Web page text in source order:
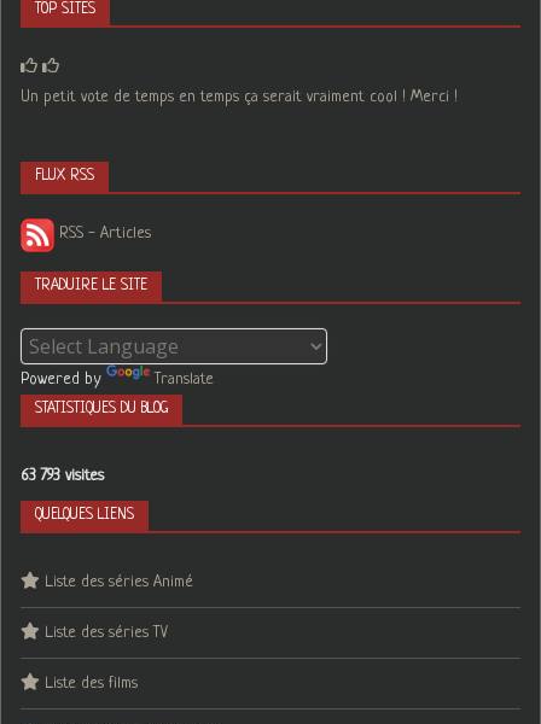
TOP SITES
Un petit vote de temps en temps ça serait vraiment cool ! Merci !
FLUX RSS
RSS - Articles
TRADUIRE LE SITE
Powered by Translate
STATISTIQUES DU BLOG
63 793 visites
QUELQUES LIENS
Liste des séries Animé
Liste des séries TV
Liste des films